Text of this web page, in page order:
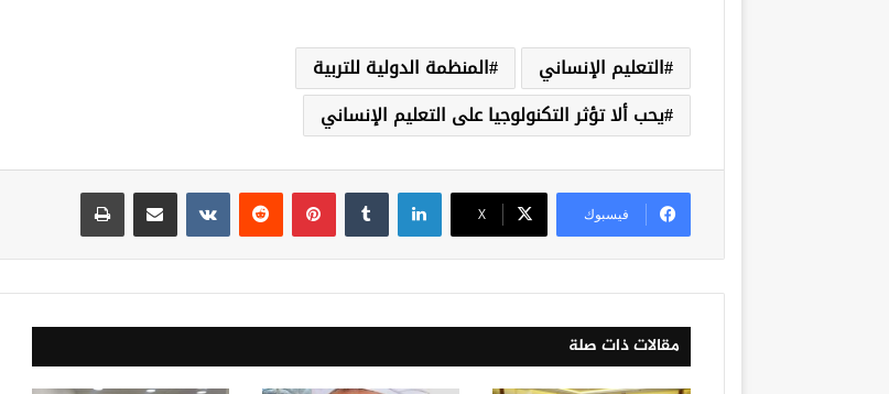
التعليم الإنساني
المنظمة الدولية للتربية
يحب ألا تؤثر التكنولوجيا على التعليم الإنساني
فيسبوك ‫X
لينكدإن بينتيريست
مقالات ذات صلة